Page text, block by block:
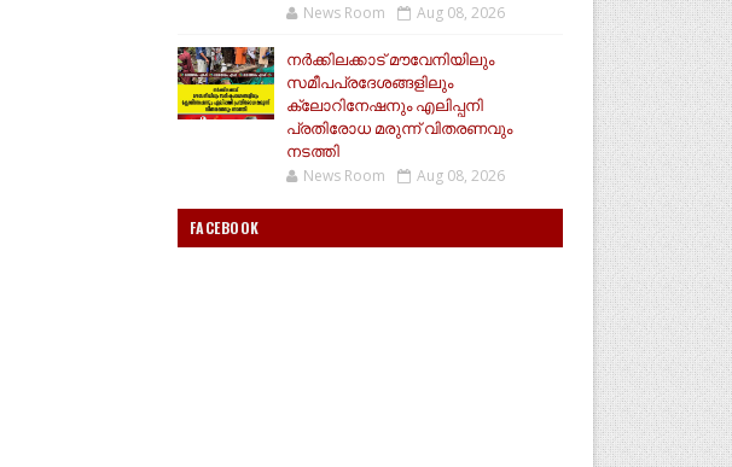
News Room Aug 08, 2026
നർക്കിലക്കാട് മൗവേനിയിലും
സമീപപ്രദേശങ്ങളിലും
ക്ലോറിനേഷനും എലിപ്പനി
പ്രതിരോധ മരുന്ന് വിതരണവും
നടത്തി
News Room Aug 08, 2026
FACEBOOK